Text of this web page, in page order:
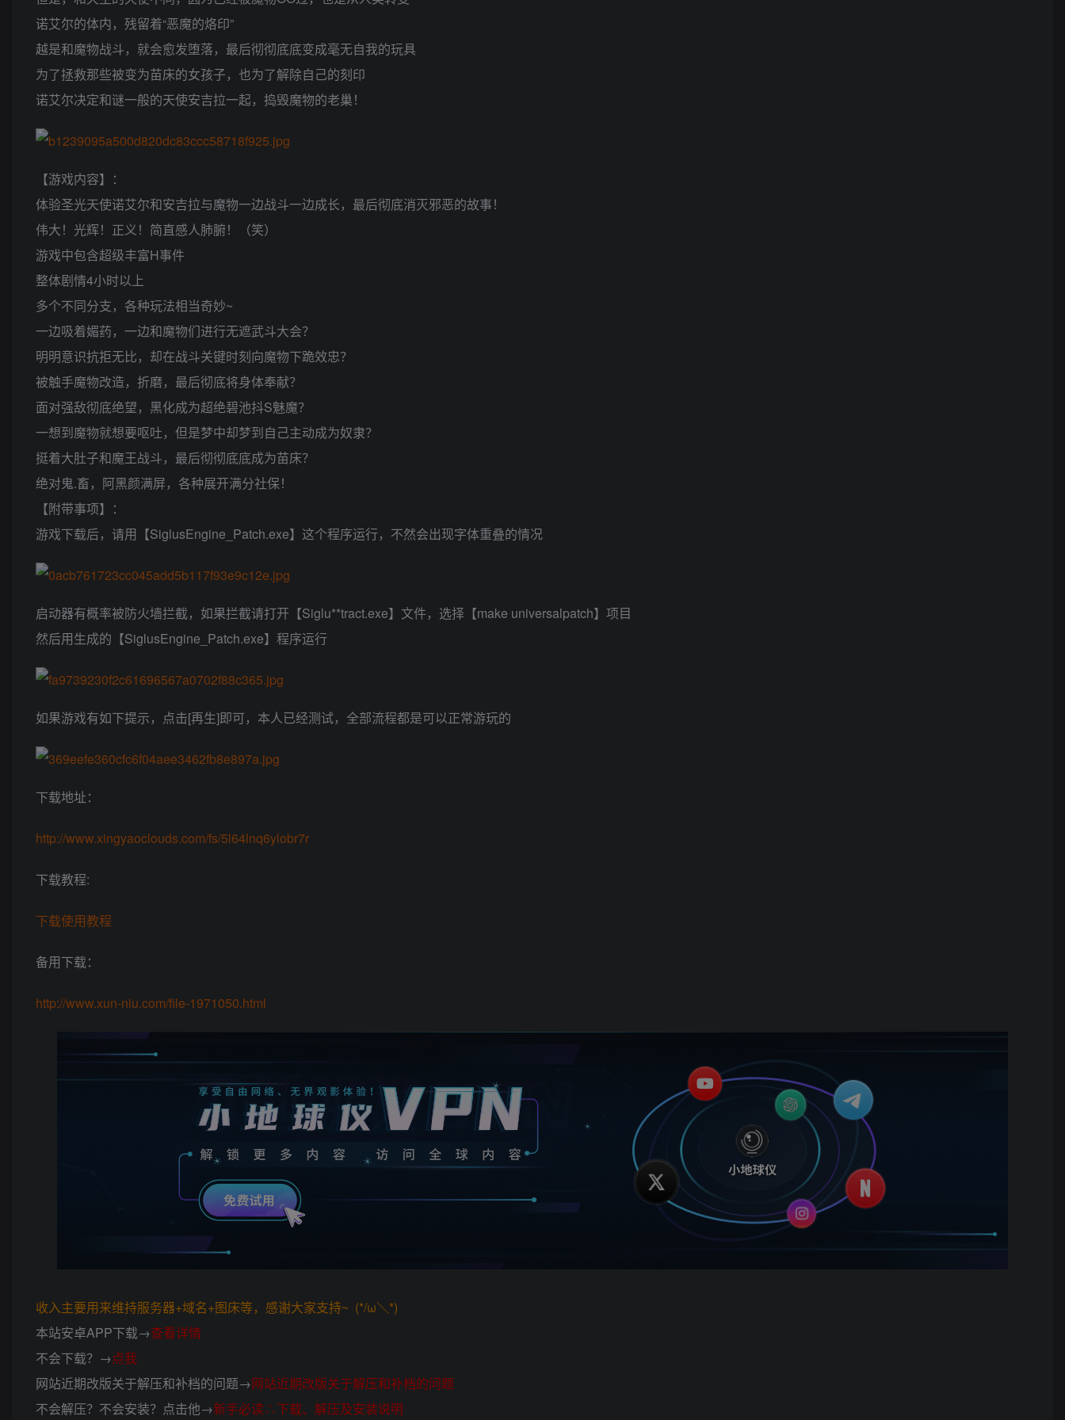
诺艾尔的体内，残留着“恶魔的烙印”
越是和魔物战斗，就会愈发堕落，最后彻彻底底变成毫无自我的玩具
为了拯救那些被变为苗床的女孩子，也为了解除自己的刻印
诺艾尔决定和谜一般的天使安吉拉一起，捣毁魔物的老巢！
【游戏内容】：
体验圣光天使诺艾尔和安吉拉与魔物一边战斗一边成长，最后彻底消灭邪恶的故事！
伟大！光辉！正义！简直感人肺腑！（笑）
游戏中包含超级丰富H事件
整体剧情4小时以上
多个不同分支，各种玩法相当奇妙~
一边吸着媚药，一边和魔物们进行无遮武斗大会？
明明意识抗拒无比，却在战斗关键时刻向魔物下跪效忠？
被触手魔物改造，折磨，最后彻底将身体奉献？
面对强敌彻底绝望，黑化成为超绝碧池抖S魅魔？
一想到魔物就想要呕吐，但是梦中却梦到自己主动成为奴隶？
挺着大肚子和魔王战斗，最后彻彻底底成为苗床？
绝对鬼.畜，阿黑颜满屏，各种展开满分社保！
【附带事项】：
游戏下载后，请用【SiglusEngine_Patch.exe】这个程序运行，不然会出现字体重叠的情况
启动器有概率被防火墙拦截，如果拦截请打开【Siglu**tract.exe】文件，选择【make universalpatch】项目
然后用生成的【SiglusEngine_Patch.exe】程序运行
如果游戏有如下提示，点击[再生]即可，本人已经测试，全部流程都是可以正常游玩的
下载地址：
http://www.xingyaoclouds.com/fs/5l64lnq6ylobr7r
下载教程:
下载使用教程
备用下载：
http://www.xun-niu.com/file-1971050.html
收入主要用来维持服务器+域名+图床等，感谢大家支持~ (*/ω＼*)
本站安卓APP下载→查看详情
不会下载？→点我
网站近期改版关于解压和补档的问题→网站近期改版关于解压和补档的问题
不会解压？不会安装？点击他→新手必读∴下载、解压及安装说明